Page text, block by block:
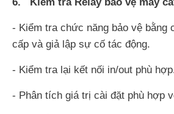
- Kiểm tra chức năng bảo vệ bằng
cấp và giả lập sự cố tác động.
- Kiểm tra lại kết nối in/out phù
- Phân tích giá trị cài đặt phù hợp